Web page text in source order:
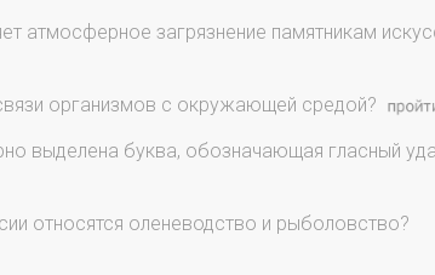
атмосферное загрязнение памятникам
организмов с окружающей средой?
выделена буква, обозначающая гласный
относятся оленеводство и рыболовство?